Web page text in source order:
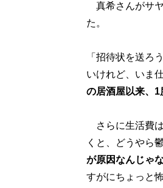
真希さんがサ
た。
「招待状を送ろ
いけれど、いま
の居酒屋以来、
さらに生活費
くと、どうやら
が原因なんじゃ
すがにちょっと